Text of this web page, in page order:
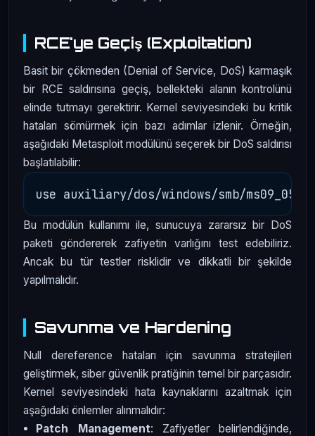
RCE'ye Geçiş (Exploitation)
Basit bir çökmeden (Denial of Service, DoS) karmaşık
bir RCE saldırısına geçiş, bellekteki alanın kontrolünü
elinde tutmayı gerektirir. Kernel seviyesindeki bu kritik
hataları sömürmek için bazı adımlar izlenir. Örneğin,
aşağıdaki Metasploit modülünü seçerek bir DoS saldırısı
başlatılabilir:
Bu modülün kullanımı ile, sunucuya zararsız bir DoS
paketi göndererek zafiyetin varlığını test edebiliriz.
Ancak bu tür testler risklidir ve dikkatli bir şekilde
yapılmalıdır.
Savunma ve Hardening
Null dereference hataları için savunma stratejileri
geliştirmek, siber güvenlik pratiğinin temel bir parçasıdır.
Kernel seviyesindeki hata kaynaklarını azaltmak için
aşağıdaki önlemler alınmalıdır:
Patch Management: Zafiyetler belirlendiğinde,